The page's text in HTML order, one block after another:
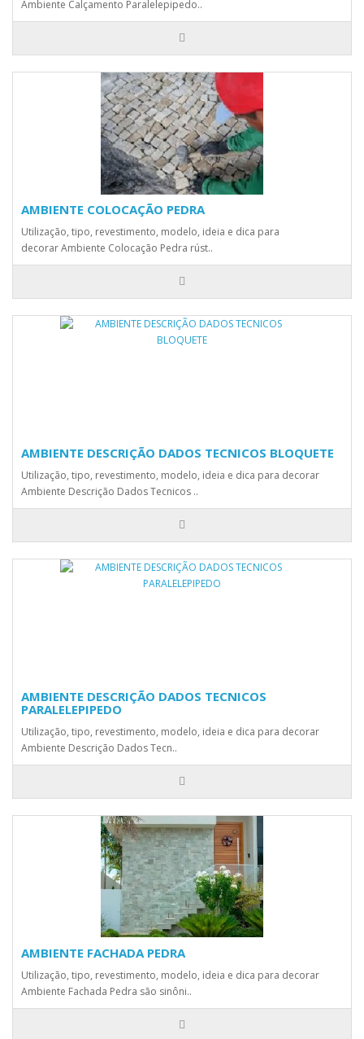
Ambiente Calçamento Paralelepipedo..
AMBIENTE COLOCAÇÃO PEDRA
Utilização, tipo, revestimento, modelo, ideia e dica para
decorar Ambiente Colocação Pedra rúst..
AMBIENTE DESCRIÇÃO DADOS TECNICOS BLOQUETE
Utilização, tipo, revestimento, modelo, ideia e dica para decorar
Ambiente Descrição Dados Tecnicos ..
AMBIENTE DESCRIÇÃO DADOS TECNICOS
PARALELEPIPEDO
Utilização, tipo, revestimento, modelo, ideia e dica para decorar
Ambiente Descrição Dados Tecn..
AMBIENTE FACHADA PEDRA
Utilização, tipo, revestimento, modelo, ideia e dica para decorar
Ambiente Fachada Pedra são sinôni..